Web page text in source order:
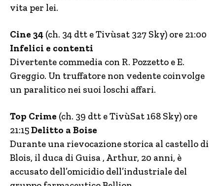
vita per lei.
Cine 34 (ch. 34 dtt e Tivùsat 327 Sky) ore 21:00
Infelici e contenti
Divertente commedia con R. Pozzetto e E.
Greggio. Un truffatore non vedente coinvolge
un paralitico nei suoi loschi affari.
Top Crime (ch. 39 dtt e TivùSat 168 Sky) ore
21:15Delitto a Boise
Durante una rievocazione storica al castello di
Blois, il duca di Guisa , Arthur, 20 anni, è
accusato dell’omicidio dell’industriale del